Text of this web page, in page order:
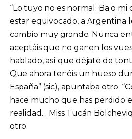
“Lo tuyo no es normal. Bajo
estar equivocado, a Argentina
cambio muy grande. Nunca
aceptáis que no ganen los
hablado, así que déjate de
Que ahora tenéis un hueso
España” (sic), apuntaba otro.
hace mucho que has perdido
realidad… Miss Tucán
otro.